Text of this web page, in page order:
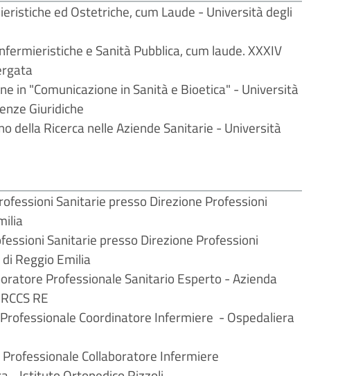
ed Ostetriche, cum Laude - Università degli
e Sanità Pubblica, cum laude. XXXIV
in "Comunicazione in Sanità e Bioetica" - Università
Giuridiche
della Ricerca nelle Aziende Sanitarie - Università
Sanitarie presso Direzione Professioni
Sanitarie presso Direzione Professioni
Reggio Emilia
Professionale Sanitario Esperto - Azienda
RE
Coordinatore Infermiere - Ospedaliera
Collaboratore Infermiere